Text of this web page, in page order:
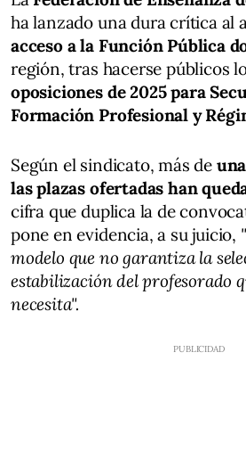
ha lanzado una dura crítica al
acceso a la Función Pública
región, tras hacerse públicos
oposiciones de 2025 para
Formación Profesional y
Según el sindicato, más de
las plazas ofertadas han
cifra que duplica la de
pone en evidencia, a su juicio,
modelo que no garantiza la
estabilización del profesorado
necesita".